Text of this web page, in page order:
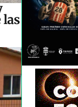
las